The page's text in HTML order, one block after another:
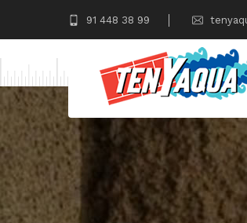
91 448 38 99